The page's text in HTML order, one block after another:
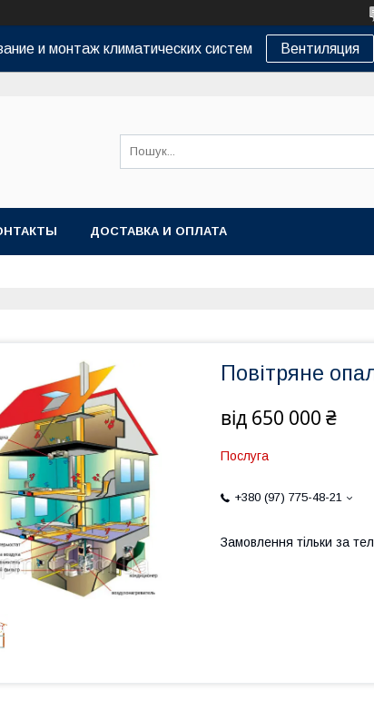
и монтаж климатических систем Вентиляция
ДОСТАВКА И ОПЛАТА
Повітряне
від 650 000 ₴
Послуга
+380 (97) 775-48-21
Замовлення тільки за